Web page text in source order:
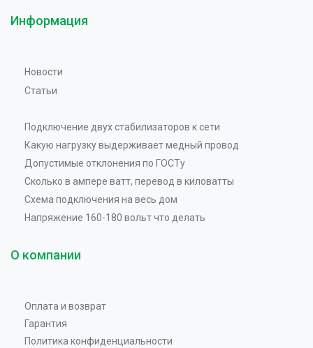
Информация
Новости
Статьи
Подключение двух стабилизаторов к сети
Какую нагрузку выдерживает медный провод
Допустимые отклонения по ГОСТу
Сколько в ампере ватт, перевод в киловатты
Схема подключения на весь дом
Напряжение 160-180 вольт что делать
О компании
Оплата и возврат
Гарантия
Политика конфиденциальности